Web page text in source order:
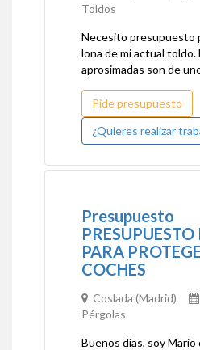
Toldos
Necesito presupuesto
lona de mi actual toldo.
aprosimadas son de
Pide presupuesto
¿Quieres realizar
Presupuesto
PARA
COCHES
Coslada (Madrid)
Pérgolas
Buenos días, soy Mario